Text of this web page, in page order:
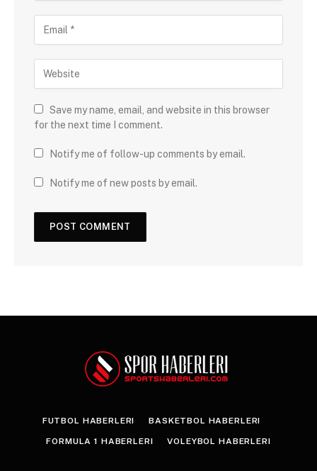
Save my name, email, and website in this browser
for the next time I comment.
Notify me of follow-up comments by email.
Notify me of new posts by email.
FUTBOL HABERLERI BASKETBOL HABERLERI
FORMULA 1 HABERLERI VOLEYBOL HABERLERI